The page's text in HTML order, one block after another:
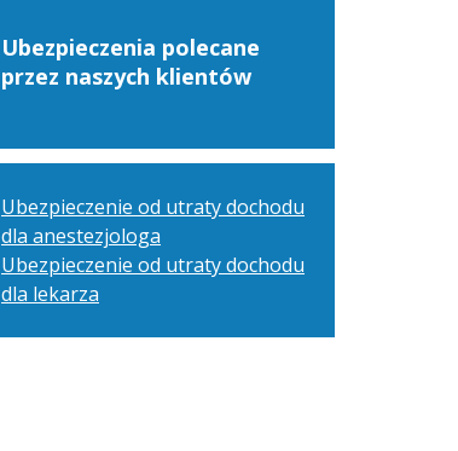
Ubezpieczenia polecane
przez naszych klientów
Ubezpieczenie od utraty dochodu
dla anestezjologa
Ubezpieczenie od utraty dochodu
dla lekarza